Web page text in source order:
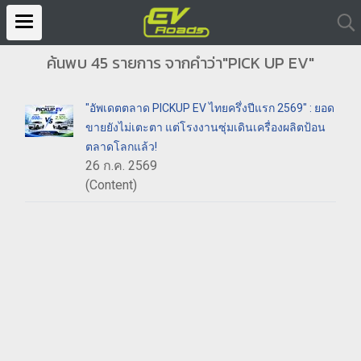
ค้นพบ 45 รายการ จากคำว่า"PICK UP EV"
"อัพเดตตลาด PICKUP EV ไทยครึ่งปีแรก 2569" : ยอด
ขายยังไม่เตะตา แต่โรงงานซุ่มเดินเครื่องผลิตป้อน
ตลาดโลกแล้ว!
26 ก.ค. 2569
(Content)